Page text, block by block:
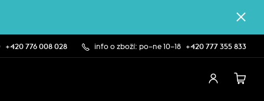
+420 776 008 028 info o zboží: po–ne 10–18 +420 777 355 833